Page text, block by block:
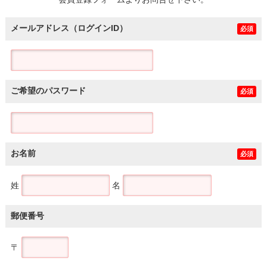
メールアドレス（ログインID） 必須
ご希望のパスワード 必須
お名前 必須
姓 名
郵便番号
〒